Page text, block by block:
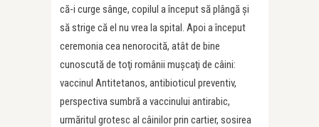
că-i curge sânge, copilul a început să plângă şi
să strige că el nu vrea la spital. Apoi a început
ceremonia cea nenorocită, atât de bine
cunoscută de toţi românii muşcaţi de câini:
vaccinul Antitetanos, antibioticul preventiv,
perspectiva sumbră a vaccinului antirabic,
urmăritul grotesc al câinilor prin cartier, sosirea